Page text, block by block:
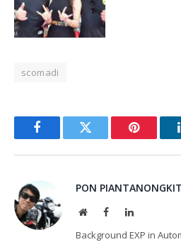
scomadi
FacebookTwitter Pinterest
PON PIANTANONGKIT
WebsiteFacebookLinkedIn
Background EXP in